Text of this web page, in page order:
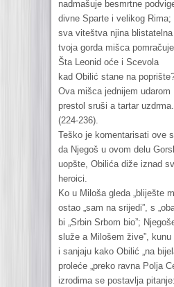
nadmašuje besmrtne
divne Sparte i velikog Rima;
sva viteštva njina blistatelna
tvoja gorda mišca
Šta Leonid oće i Scevola
kad Obilić stane na
Ova mišca jednijem udarom
prestol sruši a tartar uzdrma.
(224-236).
Teško je komentarisati ove
da Njegoš u ovom delu
uopšte, Obilića diže iznad
heroici.
Ko u Miloša gleda „bliješte
ostao „sam na srijedi”, s
bi „Srbin Srbom bio”;
služe a Milošem žive”, kunu
i sanjaju kako Obilić „na
proleće „preko ravna Polja
izrodima se postavlja pitanje: